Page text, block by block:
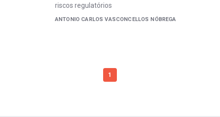
riscos regulatórios
ANTONIO CARLOS VASCONCELLOS NÓBREGA
1